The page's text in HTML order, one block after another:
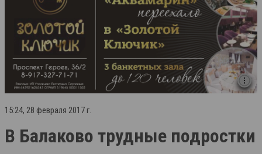
15:24, 28 февраля 2017 г.
В Балаково трудные подростки